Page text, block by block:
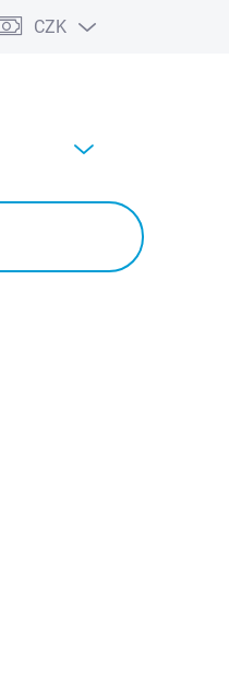
CZK